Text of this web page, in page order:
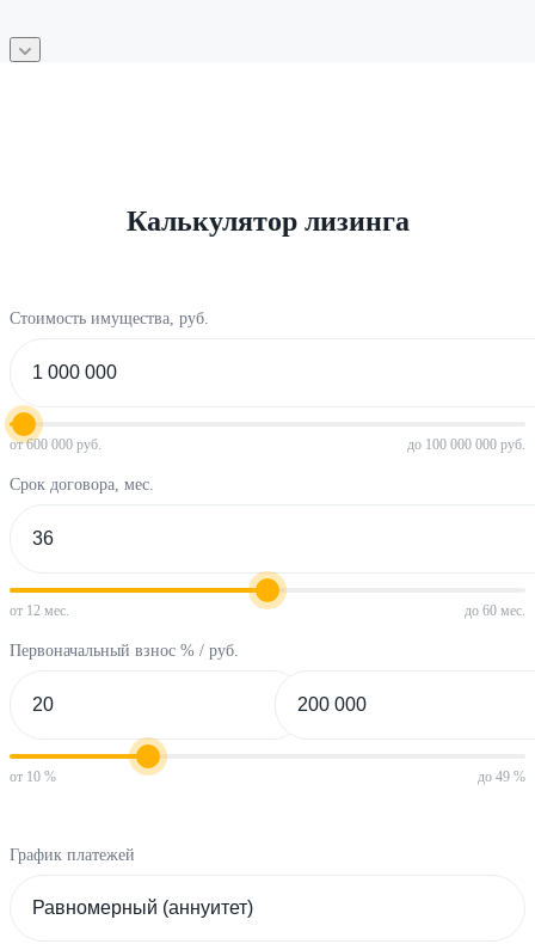
Калькулятор лизинга
Стоимость имущества, руб.
от 600 000 руб. до 100 000 000 руб.
Срок договора, мес.
от 12 мес. до 60 мес.
Первоначальный взнос % / руб.
от 10 % до 49 %
График платежей